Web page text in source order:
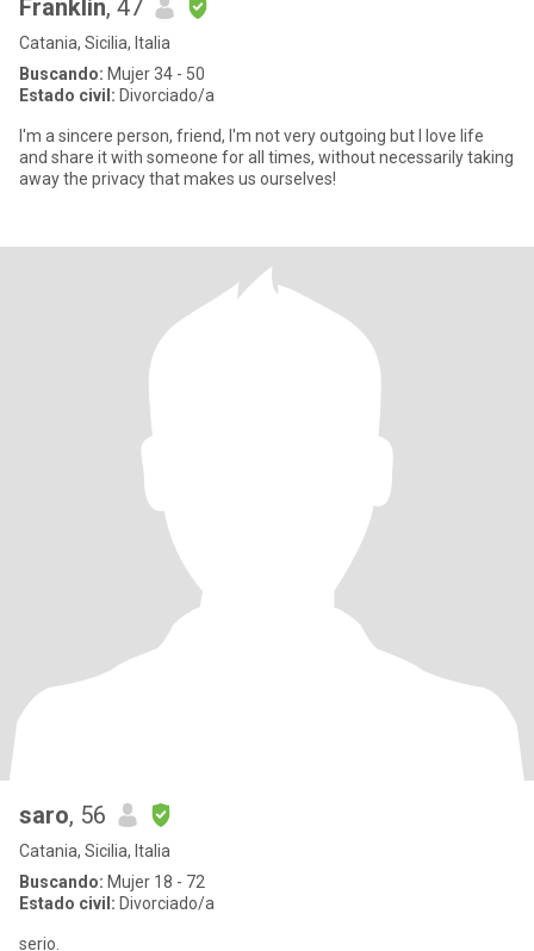
Franklin, 47
Catania, Sicilia, Italia
Buscando: Mujer 34 - 50
Estado civil: Divorciado/a
I'm a sincere person, friend, I'm not very outgoing but I love life
and share it with someone for all times, without necessarily taking
away the privacy that makes us ourselves!
saro, 56
Catania, Sicilia, Italia
Buscando: Mujer 18 - 72
Estado civil: Divorciado/a
serio.